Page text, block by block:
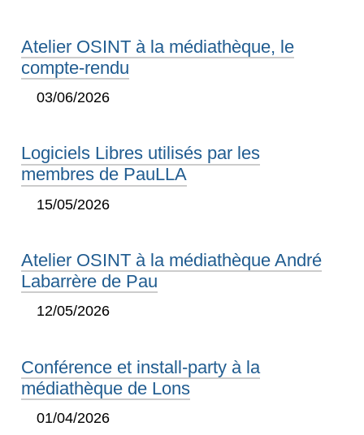
Atelier OSINT à la médiathèque, le
compte-rendu
03/06/2026
Logiciels Libres utilisés par les
membres de PauLLA
15/05/2026
Atelier OSINT à la médiathèque André
Labarrère de Pau
12/05/2026
Conférence et install-party à la
médiathèque de Lons
01/04/2026